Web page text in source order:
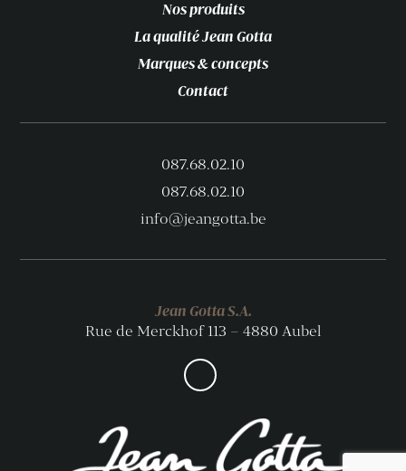
Nos produits
La qualité Jean Gotta
Marques & concepts
Contact
087.68.02.10
087.68.02.10
info@jeangotta.be
Jean Gotta S.A.
Rue de Merckhof 113 – 4880 Aubel